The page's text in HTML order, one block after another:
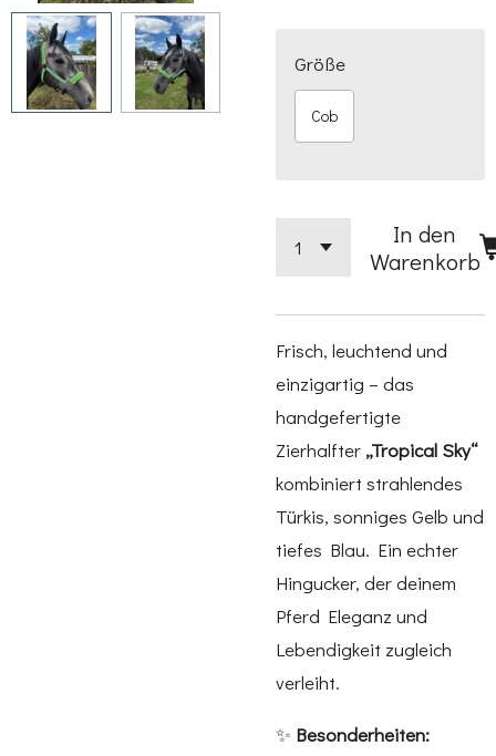
Größe
Cob
In den
Warenkorb
Frisch, leuchtend und
einzigartig – das
handgefertigte
Zierhalfter „Tropical Sky“
kombiniert strahlendes
Türkis, sonniges Gelb und
tiefes Blau. Ein echter
Hingucker, der deinem
Pferd Eleganz und
Lebendigkeit zugleich
verleiht.
✨ Besonderheiten: